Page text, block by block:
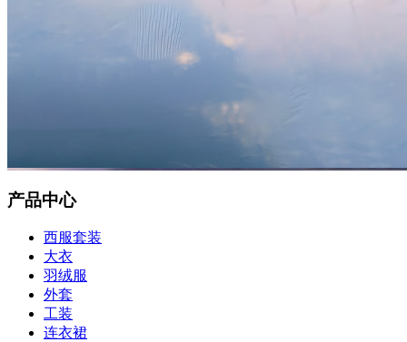
产品中心
西服套装
大衣
羽绒服
外套
工装
连衣裙